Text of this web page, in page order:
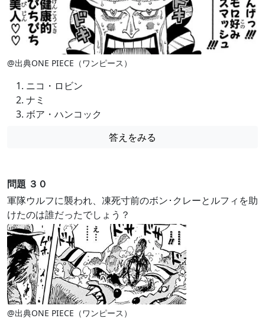
@出典ONE PIECE（ワンピース）
ニコ・ロビン
ナミ
ボア・ハンコック
答えをみる
問題 ３０
軍隊ウルフに襲われ、凍死寸前のボン･クレーとルフィを助
けたのは誰だったでしょう？
@出典ONE PIECE（ワンピース）